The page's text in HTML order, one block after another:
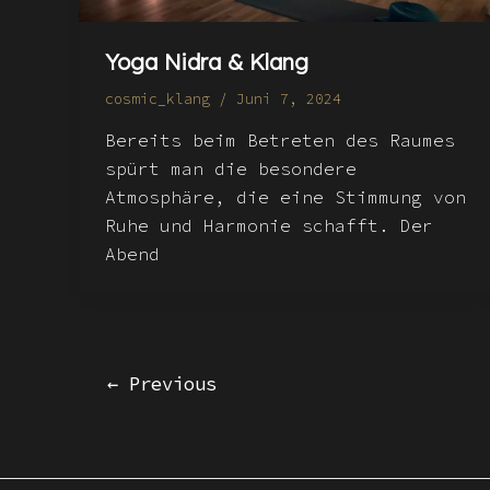
Yoga Nidra & Klang
cosmic_klang / Juni 7, 2024
Bereits beim Betreten des Raumes
spürt man die besondere
Atmosphäre, die eine Stimmung von
Ruhe und Harmonie schafft. Der
Abend
←Previous